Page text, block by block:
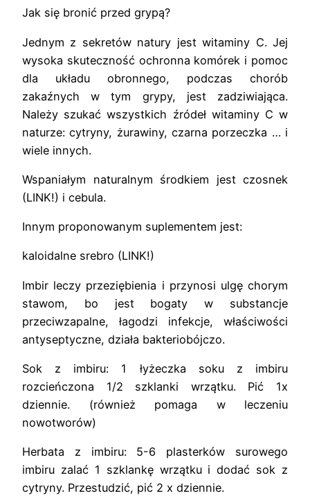
Jak się bronić przed grypą?
Jednym z sekretów natury jest witaminy C. Jej
wysoka skuteczność ochronna komórek i pomoc
dla układu obronnego, podczas chorób
zakaźnych w tym grypy, jest zadziwiająca.
Należy szukać wszystkich źródeł witaminy C w
naturze: cytryny, żurawiny, czarna porzeczka … i
wiele innych.
Wspaniałym naturalnym środkiem jest czosnek
(LINK!) i cebula.
Innym proponowanym suplementem jest:
kaloidalne srebro (LINK!)
Imbir leczy przeziębienia i przynosi ulgę chorym
stawom, bo jest bogaty w substancje
przeciwzapalne, łagodzi infekcje, właściwości
antyseptyczne, działa bakteriobójczo.
Sok z imbiru: 1 łyżeczka soku z imbiru
rozcieńczona 1/2 szklanki wrzątku. Pić 1x
dziennie. (również pomaga w leczeniu
nowotworów)
Herbata z imbiru: 5-6 plasterków surowego
imbiru zalać 1 szklankę wrzątku i dodać sok z
cytryny. Przestudzić, pić 2 x dziennie.